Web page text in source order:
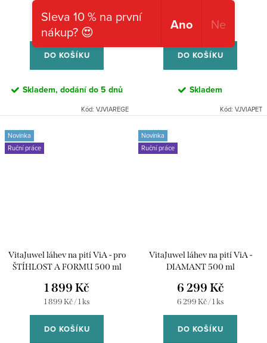
2 239 Kč
Měrná
cena:
2 239 Kč / 1 ks
DO KOŠÍKU
Skladem, dodání do 5 dnů
Kód: VJVIAREGE
Měrná
1 899 Kč / 1 ks
DO KOŠÍKU
Skladem
Kód: VJVIAPET
Novinka
Ruční práce
VitaJuwel láhev na pití ViA - pro
ŠTÍHLOST A FORMU 500 ml
1 899 Kč
Měrná
cena:
1 899 Kč / 1 ks
DO KOŠÍKU
Novinka
Ruční práce
VitaJuwel láhev na pití ViA -
DIAMANT 500 ml
6 299 Kč
Měrná
cena:
6 299 Kč / 1 ks
DO KOŠÍKU
Sleva 10 % na první
nákup? 😍
Ano Ne